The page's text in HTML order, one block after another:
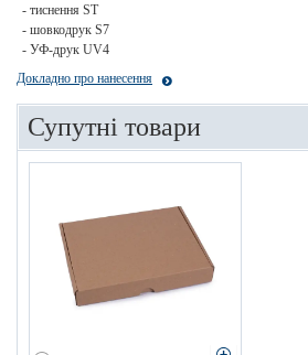
- тиснення ST
- шовкодрук S7
- УФ-друк UV4
Докладно про нанесення
Супутні товари